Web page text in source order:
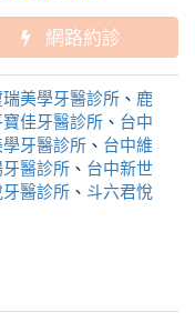
網路約診
美學牙醫診所 、 鹿
寶佳牙醫診所 、 台中
牙醫診所 、 台中維
醫診所 、 台中新世
醫診所 、 斗六君悅